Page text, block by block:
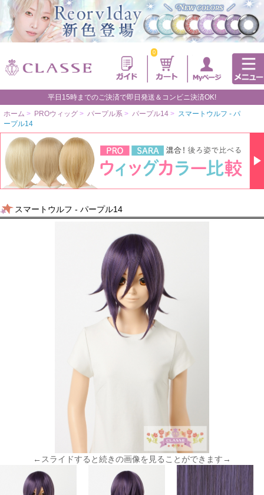
0
平日15時までのご決済で即日発送＆コンビニ決済OK!
ホーム > PROウィッグ > パープル系 > パープル14 > スマートウルフ - パ
ープル14
スマートウルフ - パープル14
←スライドすると続きの画像を見ることができます→